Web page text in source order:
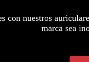
con nuestros
marca sea